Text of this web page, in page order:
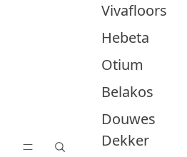
Vivafloors
Hebeta
Otium
Belakos
Douwes
Dekker